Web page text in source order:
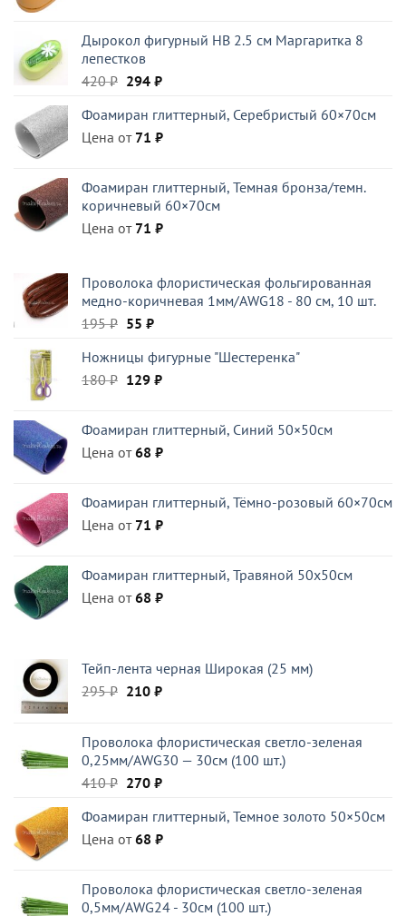
320 ₽.
Дырокол фигурный HB 2.5 см Маргаритка 8
лепестков
420₽ Первоначальная
составляла
420 ₽.
294 ₽Текущая
294 ₽.
Фоамиран глиттерный, Серебристый 60×70см
Цена от 71 ₽
Фоамиран глиттерный, Темная бронза/темн.
коричневый 60×70см
Цена от 71 ₽
Проволока флористическая фольгированная
медно-коричневая 1мм/AWG18 - 80 см, 10 шт.
195₽ Первоначальная
составляла
195 ₽.
55 ₽Текущая
55 ₽.
Ножницы фигурные "Шестеренка"
180₽ Первоначальная
180 ₽.
129 ₽Текущая
Фоамиран глиттерный, Синий 50×50см
Цена от68 ₽
Фоамиран глиттерный, Тёмно-розовый 60×70см
Цена от 71 ₽
Фоамиран глиттерный, Травяной 50x50см
Цена от68 ₽
Тейп-лента черная Широкая (25 мм)
295₽ Первоначальная
295 ₽.
210 ₽Текущая
Проволока флористическая светло-зеленая
0,25мм/AWG30 — 30см (100 шт.)
410₽ Первоначальная
составляла
410 ₽.
270 ₽Текущая
270 ₽.
Фоамиран глиттерный, Темное золото 50×50см
Цена от68 ₽
Проволока флористическая светло-зеленая
0,5мм/AWG24 - 30см (100 шт.)